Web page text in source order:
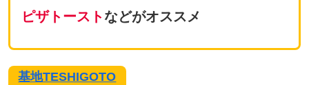
ピザトーストなどがオススメ
基地TESHIGOTO